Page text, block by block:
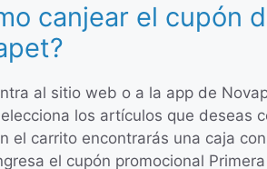
canjear el cupón
al sitio web o a la app de
los artículos que deseas
el carrito encontrarás una caja
el cupón promocional